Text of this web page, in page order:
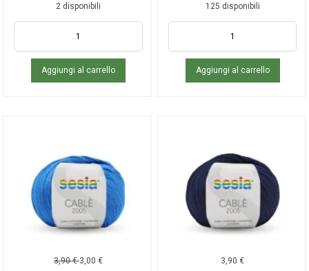
2 disponibili
Aggiungi al carrello
125 disponibili
Aggiungi al carrello
3,90€ 3,00 €
3,90€